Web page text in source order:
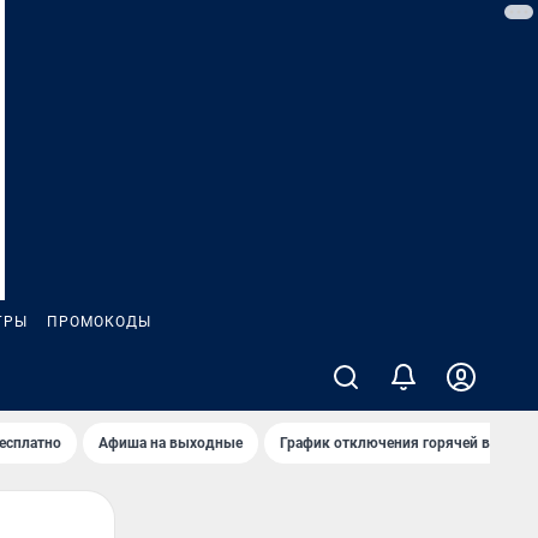
ПРОМОКОДЫ
Афиша на выходные График отключения горячей воды в